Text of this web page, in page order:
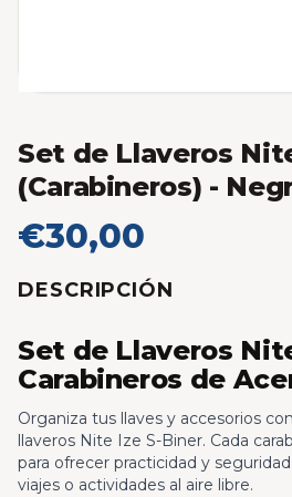
Set de Llaveros
(Carabineros) -
€30,00
DESCRIPCIÓN
Set de Llaveros
Carabineros de
Organiza tus llaves y accesorios
llaveros Nite Ize S-Biner. Cada
para ofrecer practicidad y
viajes o actividades al aire libre.